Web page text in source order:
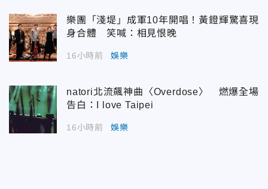
樂團「淺堤」成軍10年開唱！黃鐙輝驚喜現
身合體 笑喊：相見恨晚
16小時前 娛樂
natori北流飆神曲〈Overdose〉 燃爆全場
告白：I love Taipei
16小時前 娛樂